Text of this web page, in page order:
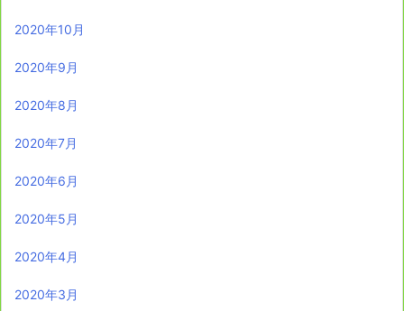
2020年10月
2020年9月
2020年8月
2020年7月
2020年6月
2020年5月
2020年4月
2020年3月